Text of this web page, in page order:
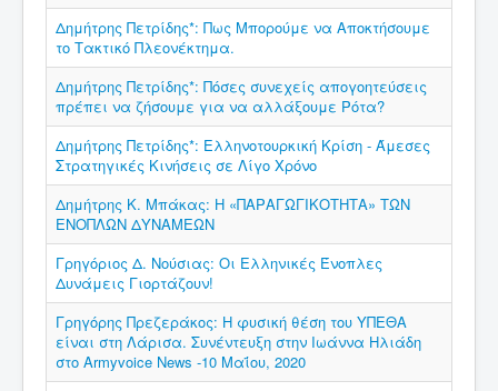
Δημήτρης Πετρίδης*: Πως Μπορούμε να Αποκτήσουμε
το Τακτικό Πλεονέκτημα.
Δημήτρης Πετρίδης*: Πόσες συνεχείς απογοητεύσεις
πρέπει να ζήσουμε για να αλλάξουμε Ρότα?
Δημήτρης Πετρίδης*: Ελληνοτουρκική Κρίση - Άμεσες
Στρατηγικές Κινήσεις σε Λίγο Χρόνο
Δημήτρης Κ. Μπάκας: Η «ΠΑΡΑΓΩΓΙΚΟΤΗΤΑ» ΤΩΝ
ΕΝΟΠΛΩΝ ΔΥΝΑΜΕΩΝ
Γρηγόριος Δ. Νούσιας: Οι Ελληνικές Ένοπλες
Δυνάμεις Γιορτάζουν!
Γρηγόρης Πρεζεράκος: Η φυσική θέση του ΥΠΕΘΑ
είναι στη Λάρισα. Συνέντευξη στην Ιωάννα Ηλιάδη
στο Armyvoice News -10 Μαΐου, 2020